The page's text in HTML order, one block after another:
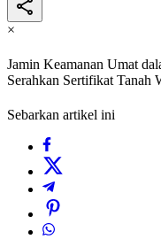
×
Jamin Keamanan Umat
Serahkan Sertifikat Tanah
Sebarkan artikel ini